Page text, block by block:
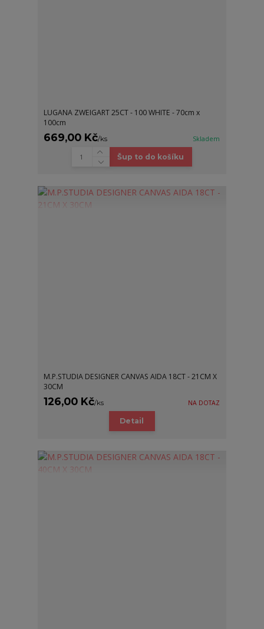
LUGANA ZWEIGART 25CT - 100 WHITE - 70cm x
100cm
669,00 Kč/ks Skladem
Šup to do košíku
M.P.STUDIA DESIGNER CANVAS AIDA 18CT - 21CM X
30CM
126,00 Kč/ks NA DOTAZ
Detail